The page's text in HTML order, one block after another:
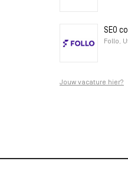
SEO
Follo,
Jouw vacature hier?